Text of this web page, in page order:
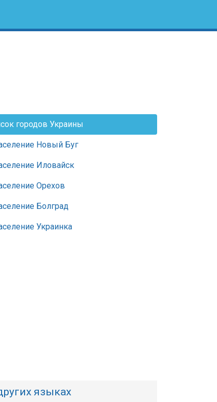
городов Украины
Новый Буг
Иловайск
Орехов
Болград
Украинка
языках